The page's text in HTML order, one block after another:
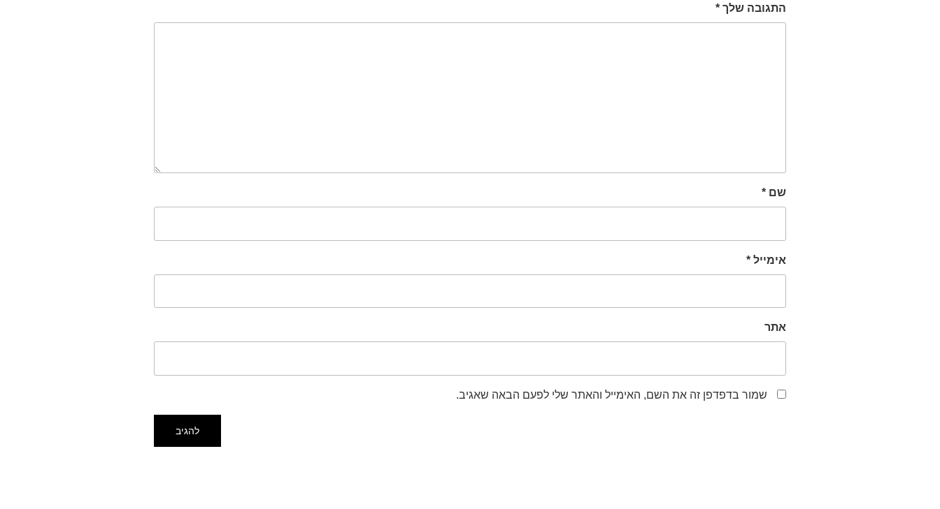
התגובה שלך *
שם *
אימייל *
אתר
שמור בדפדפן זה את השם, האימייל והאתר שלי לפעם הבאה שאגיב.